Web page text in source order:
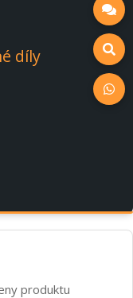
díly
produktu